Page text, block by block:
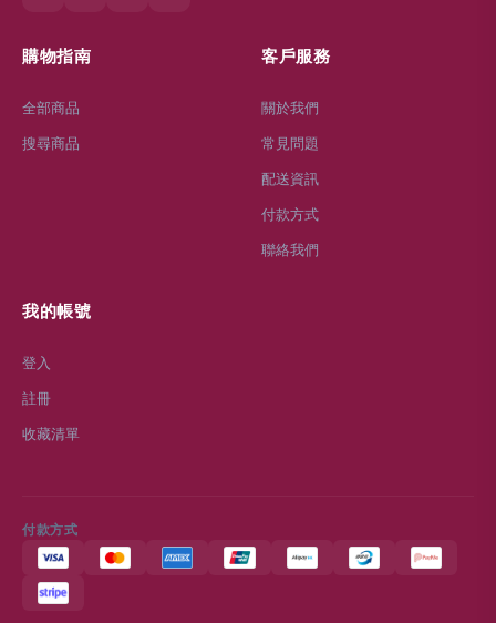
購物指南
全部商品
搜尋商品
客戶服務
關於我們
常見問題
配送資訊
付款方式
聯絡我們
我的帳號
登入
註冊
收藏清單
付款方式